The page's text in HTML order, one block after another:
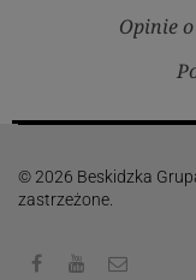
Opinie
© 2026 Beskidzka
zastrzeżone.